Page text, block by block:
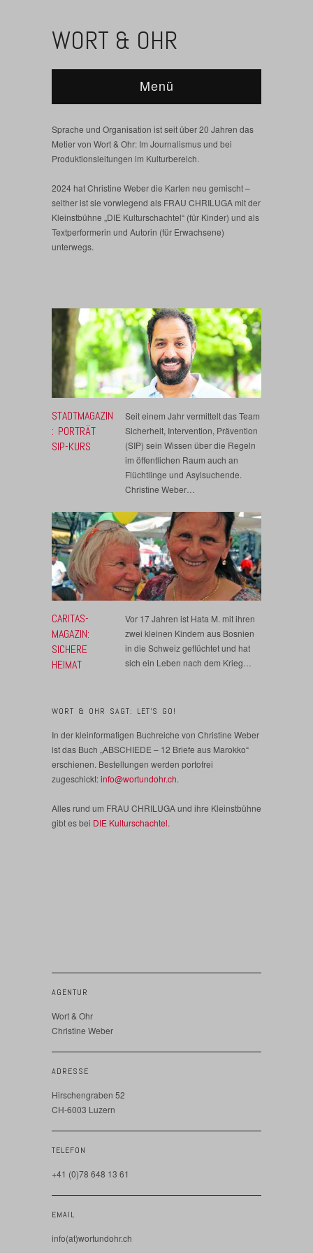
WORT & OHR
Menü
Sprache und Organisation ist seit über 20 Jahren das
Metier von Wort & Ohr: Im Journalismus und bei
Produktionsleitungen im Kulturbereich.
2024 hat Christine Weber die Karten neu gemischt –
seither ist sie vorwiegend als FRAU CHRILUGA mit der
Kleinstbühne „DIE Kulturschachtel“ (für Kinder) und als
Textperformerin und Autorin (für Erwachsene)
unterwegs.
STADTMAGAZIN
: PORTRÄT
SIP-KURS
Seit einem Jahr vermittelt das Team
Sicherheit, Intervention, Prävention
(SIP) sein Wissen über die Regeln
im öffentlichen Raum auch an
Flüchtlinge und Asylsuchende.
Christine Weber…
CARITAS-
MAGAZIN:
SICHERE
HEIMAT
Vor 17 Jahren ist Hata M. mit ihren
zwei kleinen Kindern aus Bosnien
in die Schweiz geflüchtet und hat
sich ein Leben nach dem Krieg…
WORT & OHR SAGT: LET’S GO!
In der kleinformatigen Buchreiche von Christine Weber
ist das Buch „ABSCHIEDE – 12 Briefe aus Marokko“
erschienen. Bestellungen werden portofrei
zugeschickt:info@wortundohr.ch.
Alles rund um FRAU CHRILUGA und ihre Kleinstbühne
gibt es bei DIE Kulturschachtel.
AGENTUR
Wort & Ohr
Christine Weber
ADRESSE
Hirschengraben 52
CH-6003 Luzern
TELEFON
+41 (0)78 648 13 61
EMAIL
info(at)wortundohr.ch